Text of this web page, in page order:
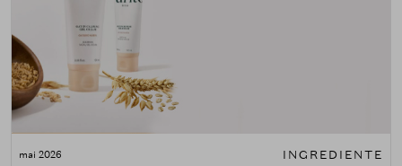
mai 2026 INGREDIENTE